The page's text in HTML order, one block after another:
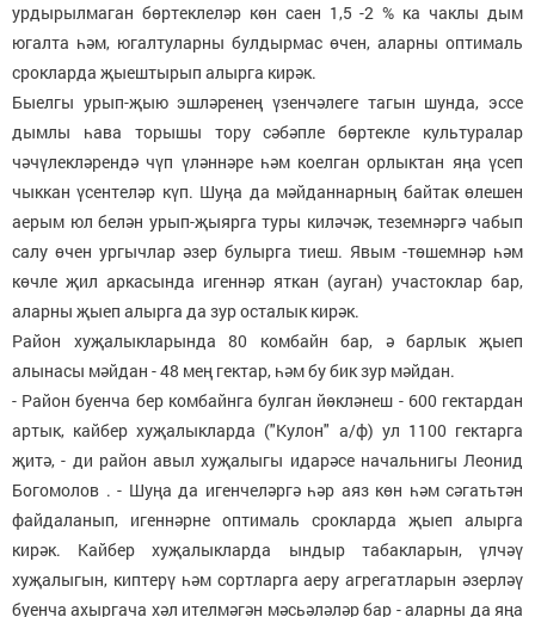
урдырылмаган бөртеклеләр көн саен 1,5 -2 % ка чаклы дым
югалта һәм, югалтуларны булдырмас өчен, аларны оптималь
срокларда җыештырып алырга кирәк.
Быелгы урып-җыю эшләренең үзенчәлеге тагын шунда, эссе
дымлы һава торышы тору сәбәпле бөртекле культуралар
чәчүлекләрендә чүп үләннәре һәм коелган орлыктан яңа үсеп
чыккан үсентеләр күп. Шуңа да мәйданнарның байтак өлешен
аерым юл белән урып-җыярга туры киләчәк, теземнәргә чабып
салу өчен ургычлар әзер булырга тиеш. Явым -төшемнәр һәм
көчле җил аркасында игеннәр яткан (ауган) участоклар бар,
аларны җыеп алырга да зур осталык кирәк.
Район хуҗалыкларында 80 комбайн бар, ә барлык җыеп
алынасы мәйдан - 48 мең гектар, һәм бу бик зур мәйдан.
- Район буенча бер комбайнга булган йөкләнеш - 600 гектардан
артык, кайбер хуҗалыкларда ("Кулон" а/ф) ул 1100 гектарга
җитә, - ди район авыл хуҗалыгы идарәсе начальнигы Леонид
Богомолов . - Шуңа да игенчеләргә һәр аяз көн һәм сәгатьтән
файдаланып, игеннәрне оптималь срокларда җыеп алырга
кирәк. Кайбер хуҗалыкларда ындыр табакларын, үлчәү
хуҗалыгын, киптерү һәм сортларга аеру агрегатларын әзерләү
буенча ахыргача хәл ителмәгән мәсьәләләр бар - аларны да яңа